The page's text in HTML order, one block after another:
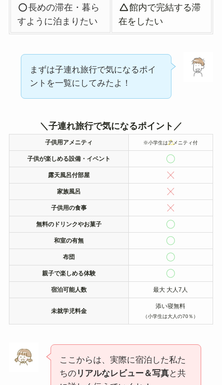
長めの滞在・暮ら
すように泊まりたい
館内で完結する滞
在をしたい
まずは子連れ旅行で気になるポイ
ントを一覧にしてみたよ！
＼子連れ旅行で気になるポイント／
子供用アメニティ ※小学生はアメニティ付
子供が楽しめる設備・イベント
露天風呂付部屋
家族風呂
子供用の食事
無料のドリンクやお菓子
和室の有無
布団
親子で楽しめる体験
宿泊可能人数 最大 大人7人
未就学児料金
添い寝無料
（小学生は大人の70％）
ここからは、実際に宿泊した私た
ちのリアルなレビュー＆写真と共